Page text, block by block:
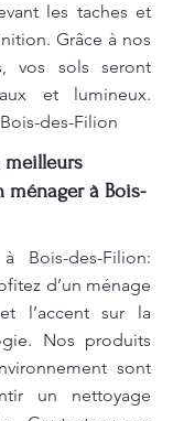
les taches et
Grâce à nos
vos sols seront
et lumineux.
des-Filion
meilleurs
ménager à Bois-
Bois-des-Filion:
d’un ménage
l’accent sur la
Nos produits
sont
un nettoyage